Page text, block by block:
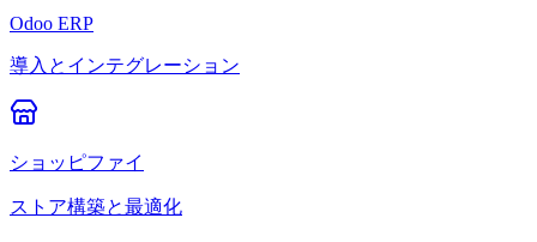
Odoo ERP
導入とインテグレーション
ショッピファイ
ストア構築と最適化